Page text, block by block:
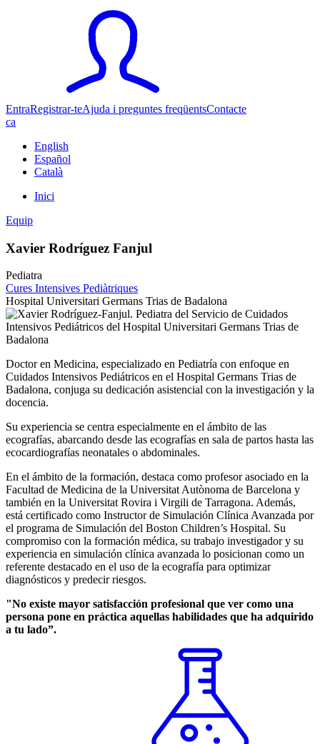
EntraRegistrar-teAjuda i preguntes freqüentsContacte
ca
English
Español
Català
Inici
Equip
Xavier Rodríguez Fanjul
Pediatra
Cures Intensives Pediàtriques
Hospital Universitari Germans Trias de Badalona
Doctor en Medicina, especializado en Pediatría con enfoque en
Cuidados Intensivos Pediátricos en el Hospital Germans Trias de
Badalona, conjuga su dedicación asistencial con la investigación y la
docencia.
Su experiencia se centra especialmente en el ámbito de las
ecografías, abarcando desde las ecografías en sala de partos hasta las
ecocardiografías neonatales o abdominales.
En el ámbito de la formación, destaca como profesor asociado en la
Facultad de Medicina de la Universitat Autònoma de Barcelona y
también en la Universitat Rovira i Virgili de Tarragona. Además,
está certificado como Instructor de Simulación Clínica Avanzada por
el programa de Simulación del Boston Children’s Hospital. Su
compromiso con la formación médica, su trabajo investigador y su
experiencia en simulación clínica avanzada lo posicionan como un
referente destacado en el uso de la ecografía para optimizar
diagnósticos y predecir riesgos.
"No existe mayor satisfacción profesional que ver como una
persona pone en práctica aquellas habilidades que ha adquirido
a tu lado”.